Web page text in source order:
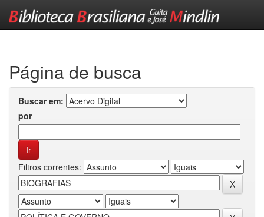
Página de busca
Buscar em:
por
Filtros correntes: